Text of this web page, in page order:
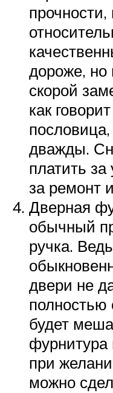
дороже, но
скорой
как
дважды.
платить за
за ремонт
Дверная
обычный
ручка.
двери не
полностью
будет
фурнитура
при
можно